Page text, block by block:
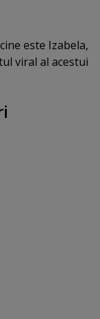
este Izabela,
viral al acestui